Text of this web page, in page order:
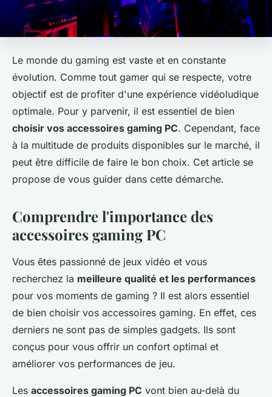
Le monde du gaming est vaste et en constante
évolution. Comme tout gamer qui se respecte, votre
objectif est de profiter d'une expérience vidéoludique
optimale. Pour y parvenir, il est essentiel de bien
choisir vos accessoires gaming PC. Cependant, face
à la multitude de produits disponibles sur le marché, il
peut être difficile de faire le bon choix. Cet article se
propose de vous guider dans cette démarche.
Comprendre l'importance des
accessoires gaming PC
Vous êtes passionné de jeux vidéo et vous
recherchez la meilleure qualité et les performances
pour vos moments de gaming ? Il est alors essentiel
de bien choisir vos accessoires gaming. En effet, ces
derniers ne sont pas de simples gadgets. Ils sont
conçus pour vous offrir un confort optimal et
améliorer vos performances de jeu.
Les accessoires gaming PC vont bien au-delà du